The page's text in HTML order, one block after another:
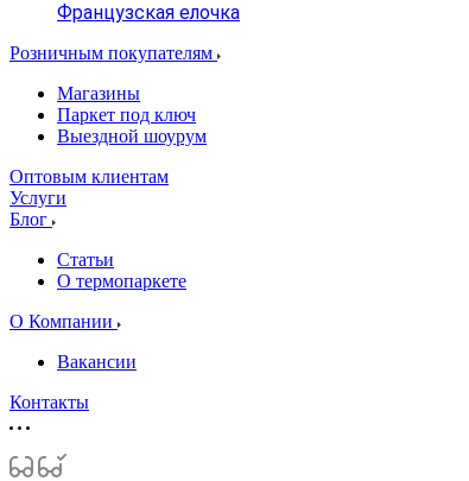
Французская елочка
Розничным покупателям
Магазины
Паркет под ключ
Выездной шоурум
Оптовым клиентам
Услуги
Блог
Статьи
О термопаркете
О Компании
Вакансии
Контакты